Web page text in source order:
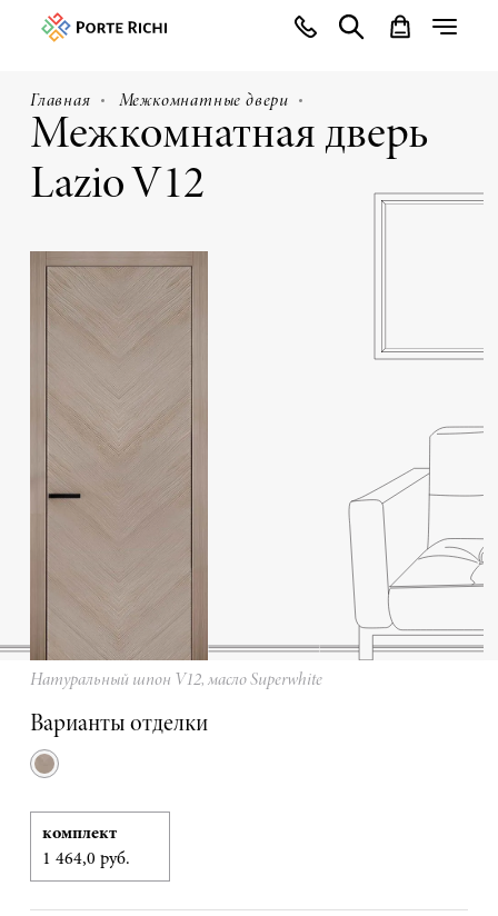
Главная Межкомнатные двери
Межкомнатная дверь
Lazio V12
Натуральный шпон V12, масло Superwhite
Варианты отделки
комплект
1 464,0 руб.